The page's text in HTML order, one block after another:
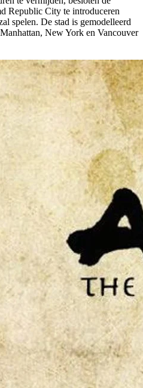
Republic City te introduceren
spelen. De stad is gemodelleerd
New York en Vancouver